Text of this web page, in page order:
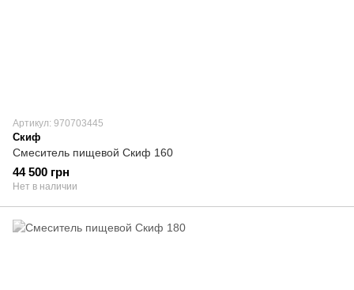
Артикул: 970703445
Скиф
Смеситель пищевой Скиф 160
44 500 грн
Нет в наличии